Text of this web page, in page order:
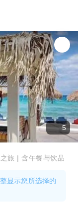
5
旅 | 含午餐与饮品
显示您所选择的